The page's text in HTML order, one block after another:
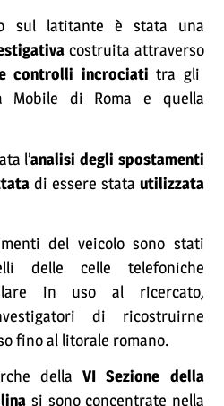
sul latitante è stata una
costruita attraverso
controlli incrociatitra gli
Mobile di Roma e quella
l’analisi degli spostamenti
di essere stata utilizzata
del veicolo sono stati
delle celle telefoniche
in uso al ricercato,
di ricostruirne
fino al litorale romano.
della VI Sezione della
si sono concentrate nella